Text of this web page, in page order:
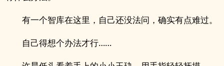
有一个智库在这里，自己还没法问，确实有点难过。
自己得想个办法才行……